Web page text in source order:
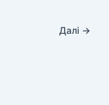
Далі →